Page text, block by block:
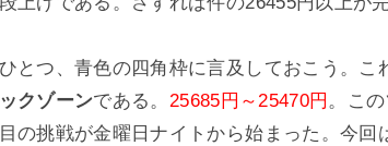
とつ、青色の四角枠に言及しておこう。
クゾーンである。 25685円～25470円 。こ
の挑戦が金曜日ナイトから始まった。今